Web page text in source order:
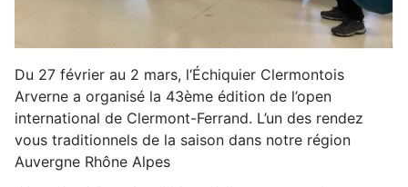
Du 27 février au 2 mars, l‘Échiquier Clermontois
Arverne a organisé la 43ème édition de l’open
international de Clermont-Ferrand. L’un des rendez
vous traditionnels de la saison dans notre région
Auvergne Rhône Alpes